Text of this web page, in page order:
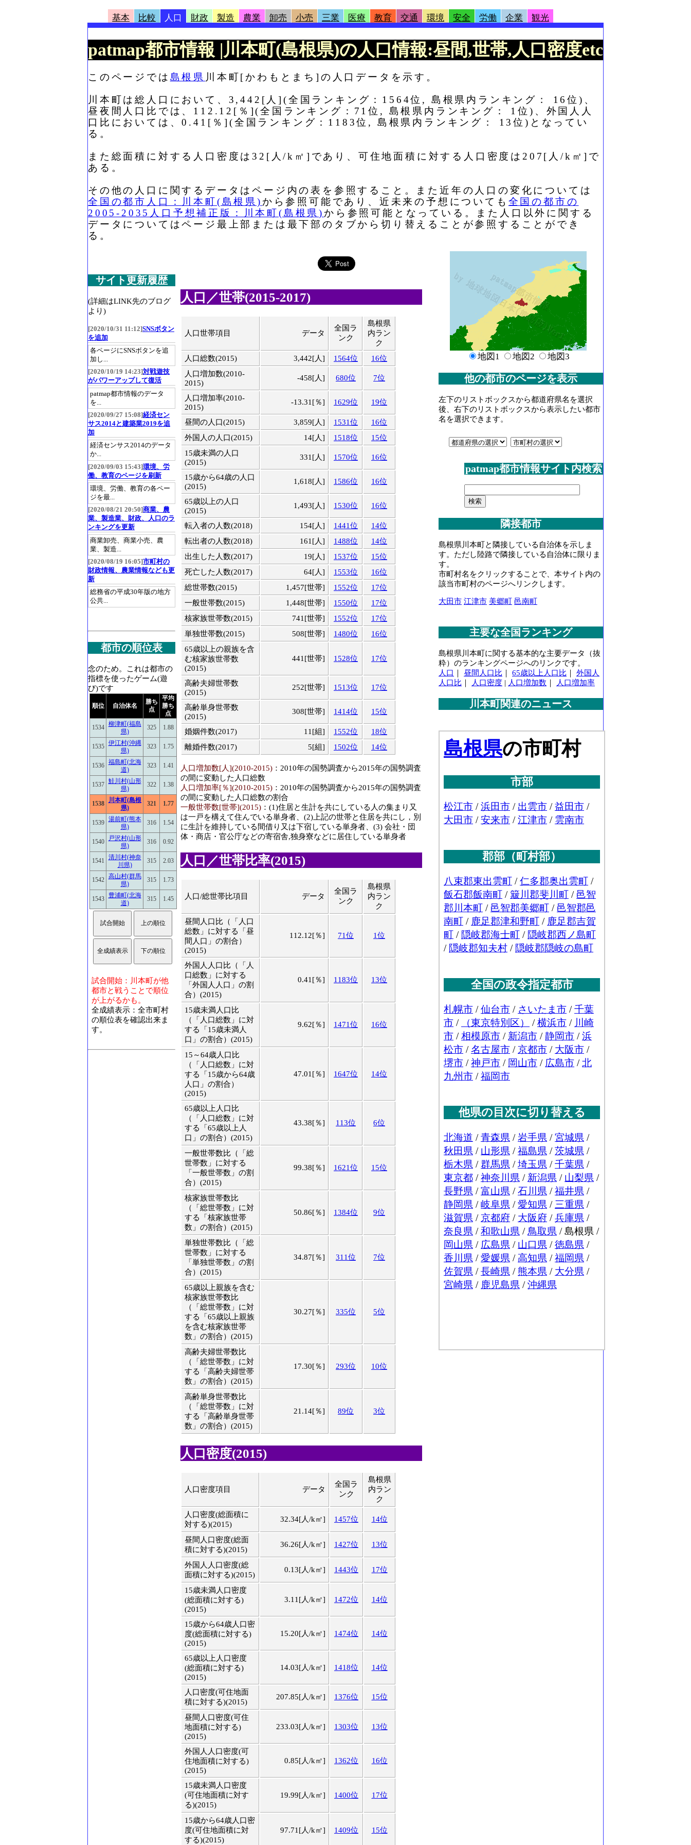
基本 比較 人口 財政 製造 農業 卸売 小売 三業 医療 教育 交通 環境 安全 労働 企業 観光
patmap都市情報 |川本町(島根県)の人口情報:昼間,世帯,人口密度etc
このページでは 島根県 川本町[かわもとまち]の人口データを示す。
川本町は総人口において、3,442[人](全国ランキング：1564位, 島根県内ランキング： 16位)、
昼夜間人口比では、112.12[％](全国ランキング：71位, 島根県内ランキング： 1位)、外国人人
口比においては、0.41[％](全国ランキング：1183位, 島根県内ランキング： 13位)となってい
る。
また総面積に対する人口密度は32[人/k㎡]であり、可住地面積に対する人口密度は207[人/k㎡]で
ある。
その他の人口に関するデータはページ内の表を参照すること。また近年の人口の変化については
全国の都市人口：川本町(島根県) から参照可能であり、近未来の予想についても 全国の都市の
2005-2035人口予想補正版：川本町(島根県) から参照可能となっている。また人口以外に関する
データについてはページ最上部または最下部のタブから切り替えることが参照することができ
る。
人口／世帯(2015-2017)
人口世帯項目 データ
全国ラ
ンク
島根県
内ラン
ク
人口総数(2015)
3,442[人] 1564位
16位
人口増加数(2010-
2015)
-458[人] 680位 7位
人口増加率(2010-
2015)
-13.31[％] 1629位 19位
昼間の人口(2015) 3,859[人] 1531位
16位
外国人の人口(2015)
14[人] 1518位
15位
15歳未満の人口
(2015)
331[人] 1570位 16位
15歳から64歳の人口
(2015)
1,618[人] 1586位 16位
65歳以上の人口
(2015)
1,493[人] 1530位 16位
転入者の人数(2018) 154[人] 1441位
14位
転出者の人数(2018)
161[人] 1488位
14位
出生した人数(2017)
19[人] 1537位
15位
死亡した人数(2017)
64[人] 1553位
16位
総世帯数(2015)
1,457[世帯] 1552位
17位
一般世帯数(2015)
1,448[世帯] 1550位
17位
核家族世帯数(2015)
741[世帯] 1552位
17位
単独世帯数(2015)
508[世帯] 1480位
16位
65歳以上の親族を含
む核家族世帯数
(2015)
441[世帯] 1528位 17位
高齢夫婦世帯数
(2015)
252[世帯] 1513位 17位
高齢単身世帯数
(2015)
308[世帯] 1414位 15位
婚姻件数(2017) 11[組] 1552位
18位
離婚件数(2017)
5[組] 1502位 14位
人口増加数[人](2010-2015) ：2010年の国勢調査から2015年の国勢調査
の間に変動した人口総数
人口増加率[％](2010-2015) ：2010年の国勢調査から2015年の国勢調査
の間に変動した人口総数の割合
一般世帯数[世帯](2015) ：(1)住居と生計を共にしている人の集まり又
は一戸を構えて住んでいる単身者、(2)上記の世帯と住居を共にし，別
に生計を維持している間借り又は下宿している単身者、(3) 会社・団
体・商店・官公庁などの寄宿舎,独身寮などに居住している単身者
人口／世帯比率(2015)
人口/総世帯比項目 データ
全国ラ
ンク
島根県
内ラン
ク
昼間人口比（「人口
総数」に対する「昼
間人口」の割合）
(2015)
112.12[％] 71位 1位
外国人人口比（「人
口総数」に対する
「外国人人口」の割
合）(2015)
0.41[％] 1183位 13位
15歳未満人口比
（「人口総数」に対
する「15歳未満人
口」の割合）(2015)
9.62[％] 1471位 16位
15～64歳人口比
（「人口総数」に対
する「15歳から64歳
人口」の割合）
(2015)
47.01[％] 1647位 14位
65歳以上人口比
（「人口総数」に対
する「65歳以上人
口」の割合）(2015)
43.38[％] 113位 6位
一般世帯数比（「総
世帯数」に対する
「一般世帯数」の割
合）(2015)
99.38[％] 1621位 15位
核家族世帯数比
（「総世帯数」に対
する「核家族世帯
数」の割合）(2015)
50.86[％] 1384位 9位
単独世帯数比（「総
世帯数」に対する
「単独世帯数」の割
合）(2015)
34.87[％] 311位 7位
65歳以上親族を含む
核家族世帯数比
（「総世帯数」に対
する「65歳以上親族
を含む核家族世帯
数」の割合）(2015)
30.27[％] 335位 5位
高齢夫婦世帯数比
（「総世帯数」に対
する「高齢夫婦世帯
数」の割合）(2015)
17.30[％] 293位 10位
高齢単身世帯数比
（「総世帯数」に対
する「高齢単身世帯
数」の割合）(2015)
21.14[％] 89位 3位
人口密度(2015)
人口密度項目 データ
全国ラ
ンク
島根県
内ラン
ク
人口密度(総面積に
対する)(2015)
32.34[人/k㎡] 1457位 14位
昼間人口密度(総面
積に対する)(2015)
36.26[人/k㎡] 1427位 13位
外国人人口密度(総
面積に対する)(2015)
0.13[人/k㎡] 1443位 17位
15歳未満人口密度
(総面積に対する)
(2015)
3.11[人/k㎡] 1472位 14位
15歳から64歳人口密
度(総面積に対する)
(2015)
15.20[人/k㎡] 1474位 14位
65歳以上人口密度
(総面積に対する)
(2015)
14.03[人/k㎡] 1418位 14位
人口密度(可住地面
積に対する)(2015)
207.85[人/k㎡] 1376位 15位
昼間人口密度(可住
地面積に対する)
(2015)
233.03[人/k㎡] 1303位 13位
外国人人口密度(可
住地面積に対する)
(2015)
0.85[人/k㎡] 1362位 16位
15歳未満人口密度
(可住地面積に対す
る)(2015)
19.99[人/k㎡] 1400位 17位
15歳から64歳人口密
度(可住地面積に対
する)(2015)
97.71[人/k㎡] 1409位 15位
サイト更新履歴
(詳細はLINK先のブログ
より)
[2020/10/31 11:12]SNSボタン
を追加
各ページにSNSボタンを追
加し...
[2020/10/19 14:23]対戦遊技
がパワーアップして復活
patmap都市情報のデータ
を...
[2020/09/27 15:08]経済セン
サス2014と建築業2019を追
加
経済センサス2014のデータ
か...
[2020/09/03 15:43]環境、労
働、教育のページを刷新
環境、労働、教育の各ペー
ジを最...
[2020/08/21 20:50]商業、農
業、製造業、財政、人口のラ
ンキングを更新
商業卸売、商業小売、農
業、製造...
[2020/08/19 16:05]市町村の
財政情報、農業情報なども更
新
総務省の平成30年版の地方
公共...
都市の順位表
念のため。これは都市の
指標を使ったゲーム(遊
び)です
順位 自治体名
勝ち
点
平均
勝ち
点
1534
柳津町(福島
県)
325 1.88
1535
伊江村(沖縄
県)
323 1.75
1536
福島町(北海
道)
323 1.41
1537
鮭川村(山形
県)
322 1.38
1538
川本町(島根
県)
321 1.77
1539
湯前町(熊本
県)
316 1.54
1540
戸沢村(山形
県)
316 0.92
1541
清川村(神奈
川県)
315 2.03
1542
高山村(群馬
県)
315 1.73
1543
豊浦町(北海
道)
315 1.45
試合開始：川本町が他
都市と戦うことで順位
が上がるかも。
全成績表示：全市町村
の順位表を確認出来ま
す。
地図1 地図2 地図3
他の都市のページを表示
左下のリストボックスから都道府県名を選択
後、右下のリストボックスから表示したい都市
名を選択できます。
patmap都市情報サイト内検索
隣接都市
島根県川本町と隣接している自治体を示しま
す。ただし陸路で隣接している自治体に限りま
す。
市町村名をクリックすることで、本サイト内の
該当市町村のページへリンクします。
大田市 江津市 美郷町 邑南町
主要な全国ランキング
島根県川本町に関する基本的な主要データ（抜
粋）のランキングページへのリンクです。
人口
昼間人口比 65歳以上人口比
外国人
人口比
人口密度 | 人口増加数 人口増加率
川本町関連のニュース